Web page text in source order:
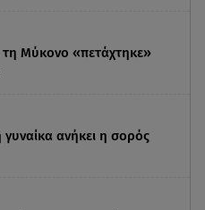
Μύκονο «πετάχτηκε»
ανήκει η σορός